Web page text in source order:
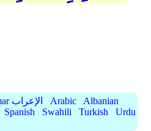
Grammar الإعراب Arabic
Albanian
Spanish Swahili Turkish
Urdu